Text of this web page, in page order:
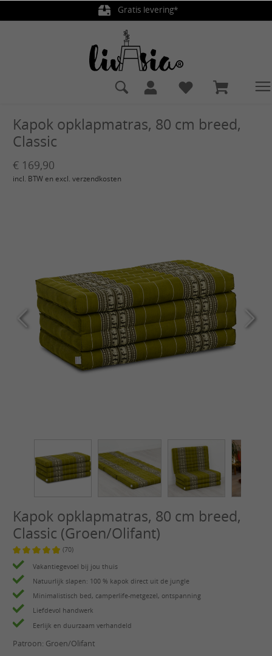
Gratis levering*
Kapok opklapmatras, 80 cm breed,
Classic
€ 169,90
incl. BTW en excl. verzendkosten
Kapok opklapmatras, 80 cm breed,
Classic (Groen/Olifant)
Gemiddelde waardering van 4.9 van 5 sterren
(70)
Vakantiegevoel bij jou thuis
Natuurlijk slapen: 100 % kapok direct uit de jungle
Minimalistisch bed, camperlife-metgezel, ontspanning
Liefdevol handwerk
Eerlijk en duurzaam verhandeld
Patroon: Groen/Olifant